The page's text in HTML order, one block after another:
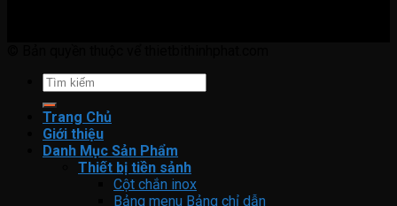
Tìm
Trang Chủ
Giới thiệu
Danh Mục Sản Phẩm
Thiết bị tiền sảnh
Cột chắn inox
Bảng menu Bảng chỉ dẫn